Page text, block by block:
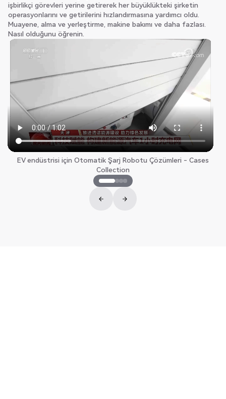
işbirlikçi görevleri yerine getirerek her büyüklükteki şirketin
operasyonlarını ve getirilerini hızlandırmasına yardımcı oldu.
Muayene, alma ve yerleştirme, makine bakımı ve daha fazlası.
Nasıl olduğunu öğrenin.
Pick & pack ve paletleme, Yeni Zelanda